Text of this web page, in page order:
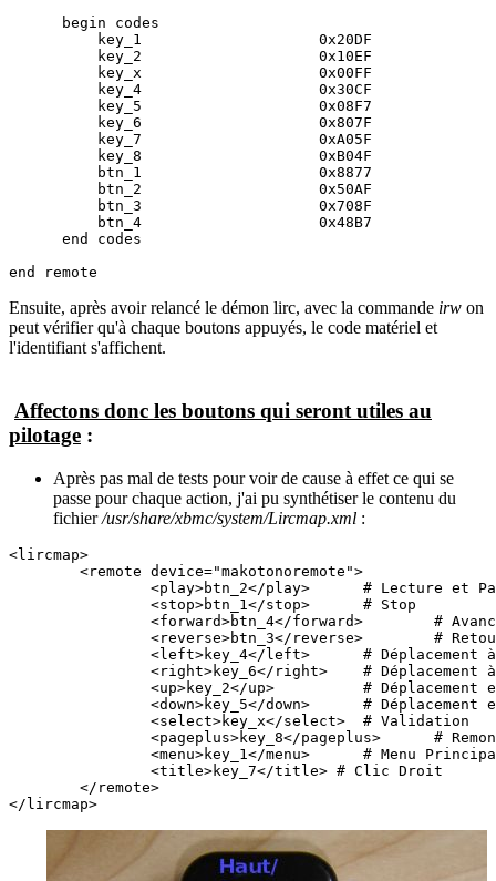
      begin codes
          key_1                    0x20DF
          key_2                    0x10EF
          key_x                    0x00FF
          key_4                    0x30CF
          key_5                    0x08F7
          key_6                    0x807F
          key_7                    0xA05F
          key_8                    0xB04F
          btn_1                    0x8877
          btn_2                    0x50AF
          btn_3                    0x708F
          btn_4                    0x48B7
      end codes
Ensuite, après avoir relancé le démon lirc, avec la commande irw on
peut vérifier qu'à chaque boutons appuyés, le code matériel et
l'identifiant s'affichent.
Affectons donc les boutons qui seront utiles au
pilotage :
Après pas mal de tests pour voir de cause à effet ce qui se
passe pour chaque action, j'ai pu synthétiser le contenu du
fichier/usr/share/xbmc/system/Lircmap.xml :
<lircmap>